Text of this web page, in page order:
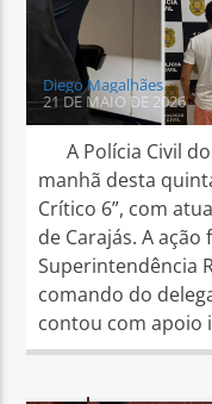
Diego Magalhães
21 DE MAIO DE 2026
A Polícia Civil do
manhã desta
Crítico 6”, com
de Carajás. A ação
Superintendência
comando do
contou com apoio